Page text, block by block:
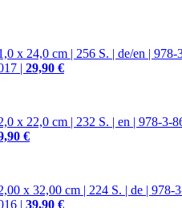
x 24,0 cm | 256 S. | de/en | 978-
| 29,90 €
x 22,0 cm | 232 S. | en | 978-3-
€
x 32,00 cm | 224 S. | de | 978-
| 39,90 €